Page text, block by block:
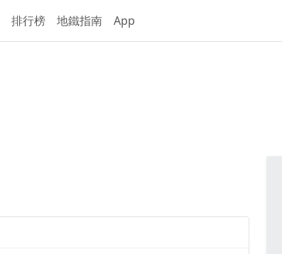
排行榜 地鐵指南 App